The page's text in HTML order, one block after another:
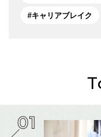
キャリアブレイク